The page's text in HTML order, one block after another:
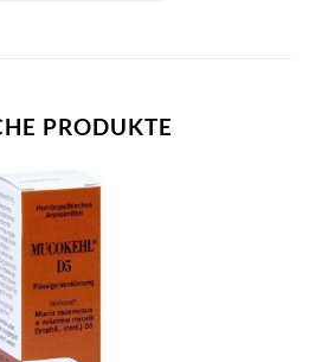
PRODUKTE